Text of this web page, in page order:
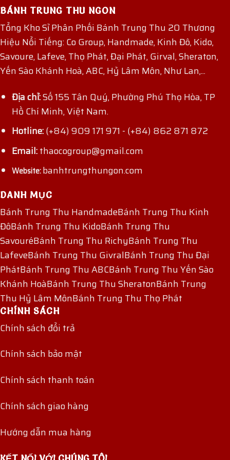
BÁNH TRUNG THU NGON
Tổng Kho Sỉ Phân Phối Bánh Trung Thu 20 Thương
Hiệu Nổi Tiếng: Co Group, Handmade, Kinh Đô, Kido,
Savoure, Lafeve, Thọ Phát, Đại Phát, Girval, Sheraton,
Yến Sào Khánh Hoà, ABC, Hỷ Lâm Môn, Như Lan,...
Địa chỉ:Số 155 Tân Quý, Phường Phú Thọ Hòa, TP
Hồ Chí Minh, Việt Nam.
Hotline:(+84) 909 171 971 - (+84) 862 871 872
Email:thaocogroup@gmail.com
Website:banhtrungthungon.com
DANH MỤC
Bánh Trung Thu HandmadeBánh Trung Thu Kinh
ĐôBánh Trung Thu KidoBánh Trung Thu
SavouréBánh Trung Thu RichyBánh Trung Thu
LafeveBánh Trung Thu GivralBánh Trung Thu Đại
PhátBánh Trung Thu ABCBánh Trung Thu Yến Sào
Khánh HoàBánh Trung Thu SheratonBánh Trung
Thu Hỷ Lâm MônBánh Trung Thu Thọ Phát
CHÍNH SÁCH
Chính sách đổi trả
Chính sách bảo mật
Chính sách thanh toán
Chính sách giao hàng
Hướng dẫn mua hàng